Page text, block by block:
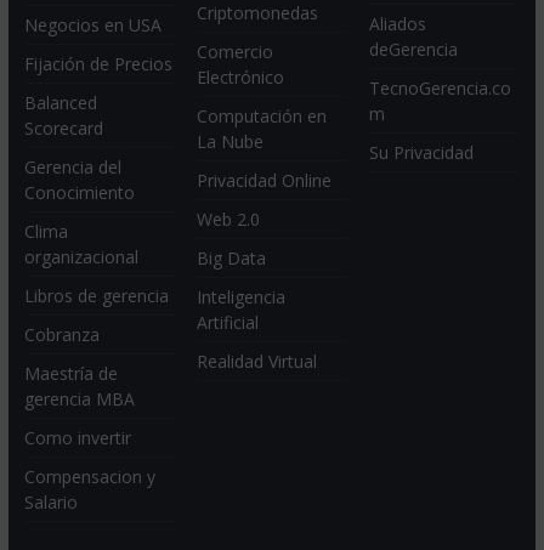
Negocios en USA
Fijación de Precios
Balanced
Scorecard
Gerencia del
Conocimiento
Clima
organizacional
Libros de gerencia
Cobranza
Maestría de
gerencia MBA
Como invertir
Compensacion y
Salario
Criptomonedas
Comercio
Electrónico
Computación en
La Nube
Privacidad Online
Web 2.0
Big Data
Inteligencia
Artificial
Realidad Virtual
Aliados
deGerencia
TecnoGerencia.co
m
Su Privacidad